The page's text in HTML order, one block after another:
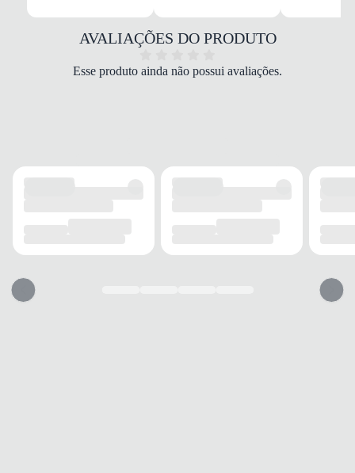
guarda-roupa esportivo.
legging proporciona uma experiência de uso
leveza
e secagem rápida, ideal para atividades
a diferentes composições. A
oferece um
AVALIAÇÕES DO PRODUTO
Esse produto ainda não possui avaliações.